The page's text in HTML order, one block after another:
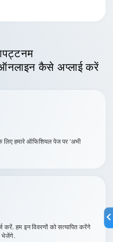
कैसे अप्लाई करें
लिए हमारे ऑफिशियल पेज पर 'अभी
हम इन विवरणों को सत्यापित करेंगे
भेजेंगे.